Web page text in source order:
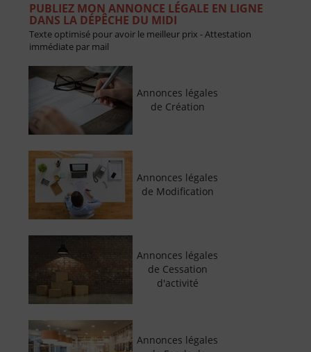
PUBLIEZ MON ANNONCE LÉGALE EN LIGNE
DANS LA DÉPÊCHE DU MIDI
Texte optimisé pour avoir le meilleur prix - Attestation
immédiate par mail
Annonces légales
de Création
Annonces légales
de Modification
Annonces légales
de Cessation
d'activité
Annonces légales